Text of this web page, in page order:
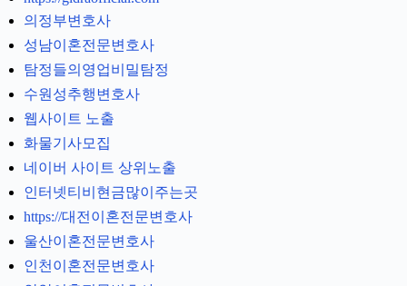
의정부변호사
성남이혼전문변호사
탐정들의영업비밀탐정
수원성추행변호사
웹사이트 노출
화물기사모집
네이버 사이트 상위노출
인터넷티비현금많이주는곳
https://대전이혼전문변호사
울산이혼전문변호사
인천이혼전문변호사